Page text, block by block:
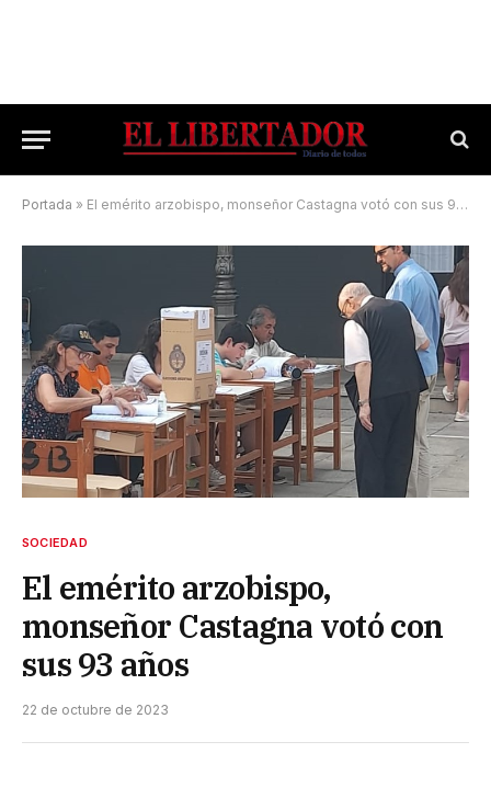
Portada » El emérito arzobispo, monseñor Castagna votó con sus 93 años
SOCIEDAD
El emérito arzobispo,
monseñor Castagna votó con
sus 93 años
22 de octubre de 2023